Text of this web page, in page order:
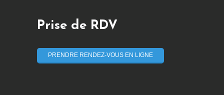
Prise de RDV
PRENDRE RENDEZ-VOUS EN LIGNE